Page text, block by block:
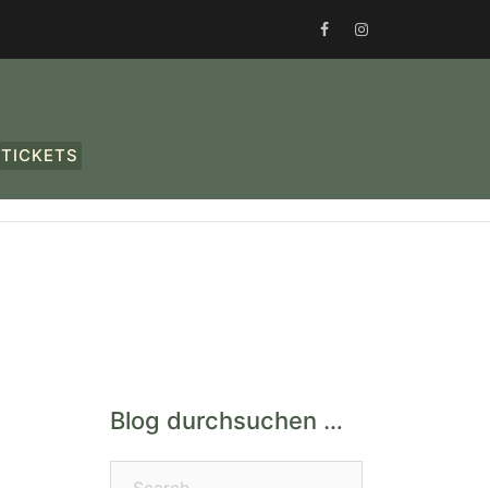
FACEBOOKINSTAGRAM
TICKETS
Blog durchsuchen …